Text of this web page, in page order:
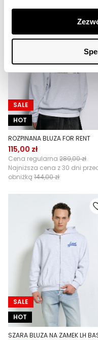
SALE
HOT
ROZPINANA BLUZA FOR RENT
115,00 zł
Cena regularna 289,00 zł
Najniższa cena z 30 dni
obniżką 144,00 zł
SALE
HOT
SZARA BLUZA NA ZAMEK LH